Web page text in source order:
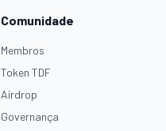
Comunidade
Membros
Token TDF
Airdrop
Governança